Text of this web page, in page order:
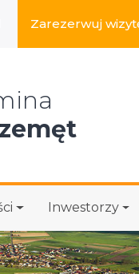
Zarezerwuj
Inwestorzy
w serwisie